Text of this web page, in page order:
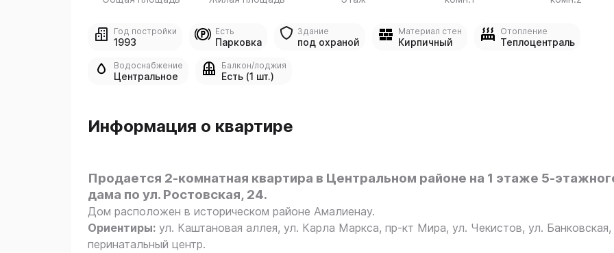
Год постройки
1993
Есть
Парковка
Здание
под охраной
Материал стен
Кирпичный
Отопление
Теплоцентраль
Водоснабжение
Центральное
Балкон/лоджия
Есть (1 шт.)
Информация о квартире
Продается 2-комнатная квартира в Центральном районе на 1 этаже 5-
дама по ул. Ростовская, 24.
Дом расположен в историческом районе Амалиенау.
Ориентиры: ул. Каштановая аллея, ул. Карла Маркса, пр-кт Мира, ул. Чекистов, ул. Банковская,
перинатальный центр.